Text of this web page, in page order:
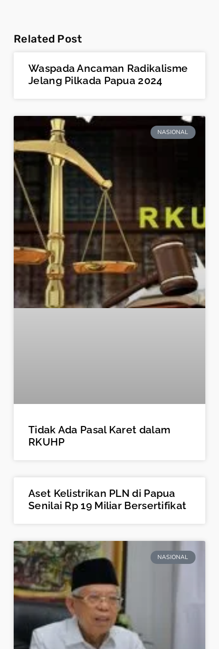
Related Post
Waspada Ancaman Radikalisme
Jelang Pilkada Papua 2024
NASIONAL
Tidak Ada Pasal Karet dalam
RKUHP
Aset Kelistrikan PLN di Papua
Senilai Rp 19 Miliar Bersertifikat
NASIONAL